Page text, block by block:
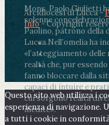
Mons. Paolo Giulietti
solenne
Paolino, patrono della
Lucca.Nell’omelia ha
«l’atteggiamento
realtà che, pur
fanno bloccare dalla
capaci di intuire e
cui sorgono realtà
inedite».
Arcidiocesi di Lucca -
Info- Copyright
Questo sito web utilizza i
esperienza di navigazione.
a tutti i cookie in